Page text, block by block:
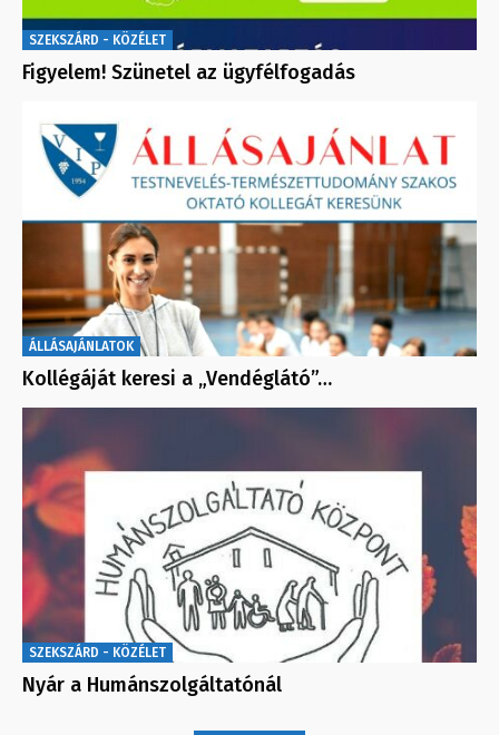
SZEKSZÁRD - KÖZÉLET
Figyelem! Szünetel az ügyfélfogadás
ÁLLÁSAJÁNLATOK
Kollégáját keresi a „Vendéglátó”…
SZEKSZÁRD - KÖZÉLET
Nyár a Humánszolgáltatónál